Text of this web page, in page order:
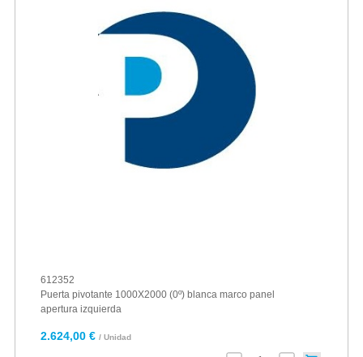
612352
Puerta pivotante 1000X2000 (0º) blanca marco panel
apertura izquierda
2.624,00 € / Unidad